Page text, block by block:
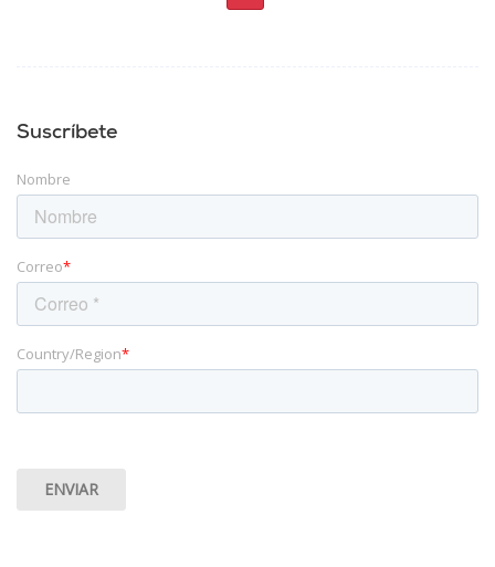
Suscríbete
Nombre
Correo*
Country/Region*